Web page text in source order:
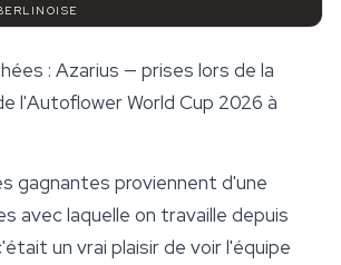
: Azarius — prises lors de la
l'Autoflower World Cup 2026 à
gagnantes proviennent d'une
avec laquelle on travaille depuis
un vrai plaisir de voir l'équipe